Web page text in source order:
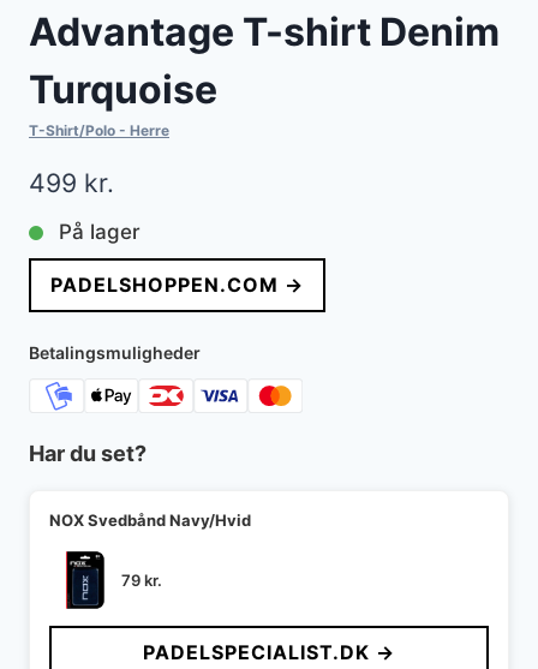
Advantage T-shirt Denim
Turquoise
T-Shirt/Polo - Herre
499 kr.
På lager
PADELSHOPPEN.COM →
Betalingsmuligheder
Har du set?
NOX Svedbånd Navy/Hvid
79kr.
PADELSPECIALIST.DK →